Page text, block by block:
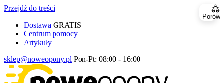
Przejdź do treści
Dostawa GRATIS
Centrum pomocy
Artykuły
sklep@noweopony.pl Pon-Pt: 08:00 - 16:00